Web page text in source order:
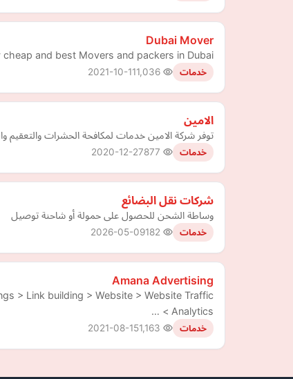
Dubai Mover
and best Movers and packers in Dubai.
خدمات 2021-10-11
الامين
توفر شركة الامين خدمات لمكافحة الحشرات والتعقيم
خدمات 2020-12-27
شركات نقل البضائع
وساطة الشحن للحصول على حمولة أو شاحنة توصيل
خدمات 2026-05-09
Amana Advertising
> Link building > Website > Website Traffic
Analytics > …
خدمات 2021-08-15